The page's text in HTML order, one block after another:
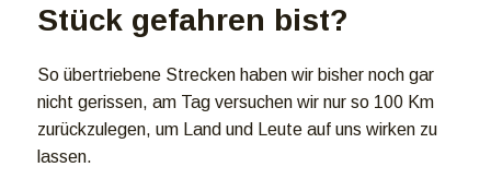
Stück gefahren bist?
So übertriebene Strecken haben wir bisher noch gar
nicht gerissen, am Tag versuchen wir nur so 100 Km
zurückzulegen, um Land und Leute auf uns wirken zu
lassen.